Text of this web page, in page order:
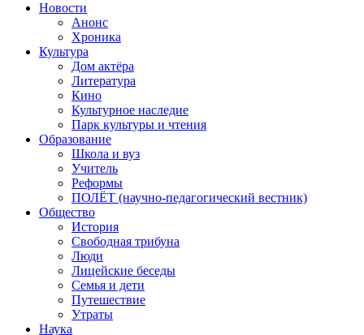
Новости
Анонс
Хроника
Культура
Дом актёра
Литература
Кино
Культурное наследие
Парк культуры и чтения
Образование
Школа и вуз
Учитель
Реформы
ПОЛЁТ (научно-педагогический вестник)
Общество
История
Свободная трибуна
Люди
Лицейские беседы
Семья и дети
Путешествие
Утраты
Наука